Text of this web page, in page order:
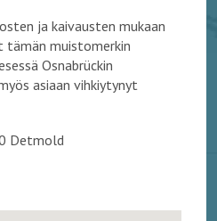
ja kaivausten mukaan
muistomerkin
Osnabrückin
asiaan vihkiytynyt
Detmold